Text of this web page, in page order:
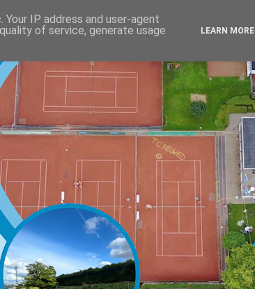
IP address and user-agent
of service, generate usage
LEARN MORE